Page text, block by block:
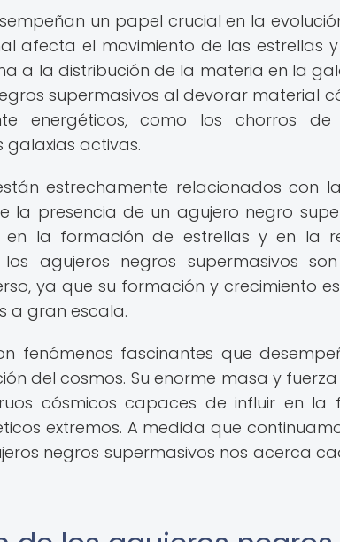
un papel crucial en la
afecta el movimiento de las estrellas
a la distribución de la materia en la
supermasivos al devorar material
energéticos, como los chorros
galaxias activas.
estrechamente relacionados con
la presencia de un agujero negro
la formación de estrellas y en la
agujeros negros supermasivos
ya que su formación y crecimiento
a gran escala.
fenómenos fascinantes que
del cosmos. Su enorme masa y
cósmicos capaces de influir en la
extremos. A medida que
negros supermasivos nos acerca